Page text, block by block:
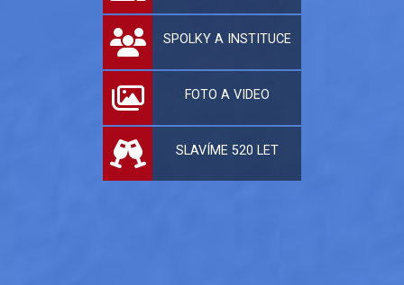
SPOLKY A INSTITUCE
FOTO A VIDEO
SLAVÍME 520 LET